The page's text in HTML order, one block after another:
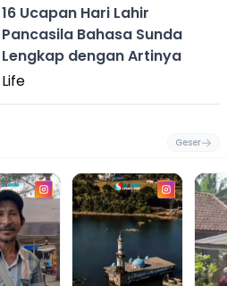
16 Ucapan Hari Lahir
Pancasila Bahasa Sunda
Lengkap dengan Artinya
Life
Geser